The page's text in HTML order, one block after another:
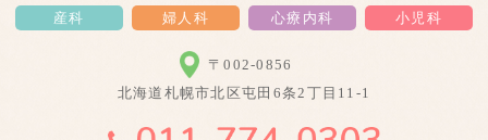
産科 婦人科 心療内科 小児科
〒002-0856
北海道札幌市北区屯田6条2丁目11-1